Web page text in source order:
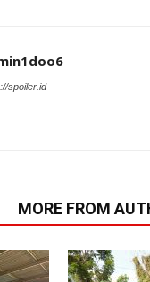
spoiler.id
MORE FROM